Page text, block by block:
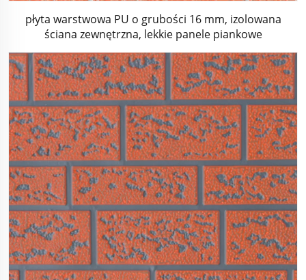
płyta warstwowa PU o grubości 16 mm, izolowana
ściana zewnętrzna, lekkie panele piankowe
poliuretanowe do izolacji termicznej z metalową
obrobienią elewacyjną do domu